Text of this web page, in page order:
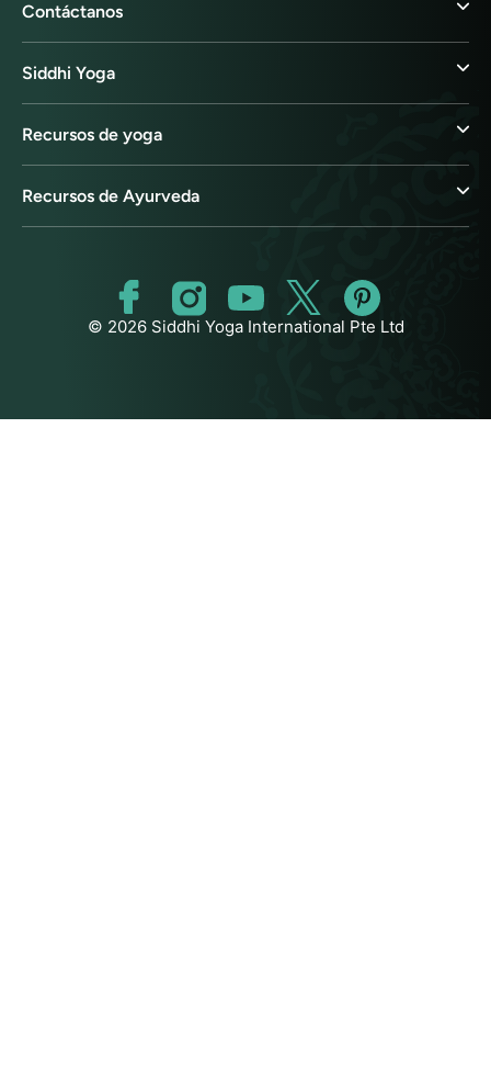
Contáctanos
Siddhi Yoga
Recursos de yoga
Recursos de Ayurveda
© 2026 Siddhi Yoga International Pte Ltd